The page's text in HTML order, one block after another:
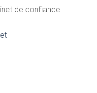
de confiance.